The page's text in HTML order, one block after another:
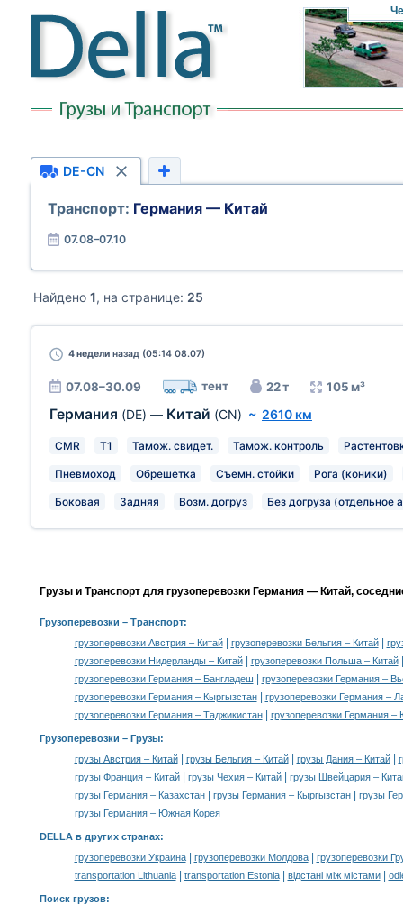
DE-CN
Транспорт: Германия — Китай
07.08–07.10
Найдено 1, на странице: 25
4 недели назад (05:14 08.07)
07.08–30.09 тент 22 т 105 м³
Германия (DE) — Китай (CN) ~ 2610 км
CMR T1 Тамож. свидет. Тамож. контроль
Пневмоход Обрешетка Съемн. стойки Рога (коники)
Боковая Задняя Возм. догруз Без догруза (отдельное
Грузы и Транспорт для грузоперевозки Германия — Китай,
Грузоперевозки – Транспорт:
грузоперевозки Австрия – Китай| грузоперевозки Бельгия – Китай|
грузоперевозки Нидерланды – Китай| грузоперевозки Польша – Китай
грузоперевозки Германия – Бангладеш
грузоперевозки Германия –
грузоперевозки Германия – Кыргызстан|
грузоперевозки Германия –
грузоперевозки Германия – Таджикистан| грузоперевозки Германия
Грузоперевозки – Грузы:
грузы Австрия – Китай| грузы Бельгия – Китай| грузы Дания – Китай|
грузы Франция – Китай| грузы Чехия – Китай|
грузы Швейцария –
грузы Германия – Казахстан| грузы Германия – Кыргызстан|
грузы
грузы Германия – Южная Корея
DELLA в других странах:
грузоперевозки Украина| грузоперевозки Молдова|
грузоперевозки
transportation Lithuania| transportation Estonia| відстані між містами|
Поиск грузов: